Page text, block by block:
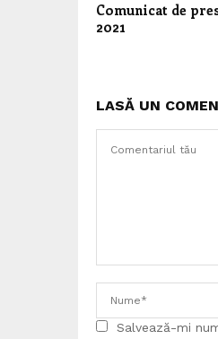
Comunicat de
2021
LASĂ UN
Salvează-mi